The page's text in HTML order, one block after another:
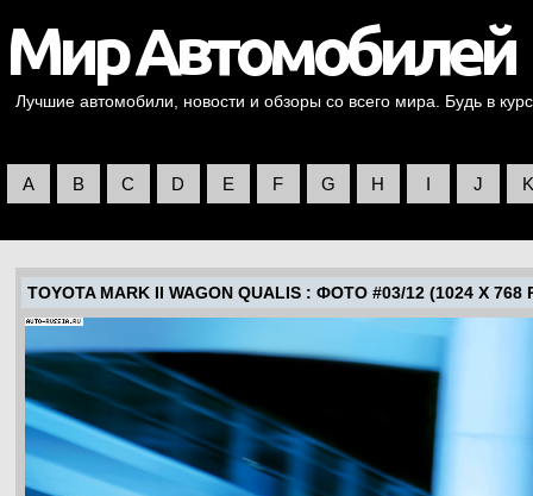
Лучшие автомобили, новости и обзоры со всего мира. Будь в
A B C D E F G H I J K
TOYOTA MARK II WAGON QUALIS : ФОТО #03/12 (1024 X 768